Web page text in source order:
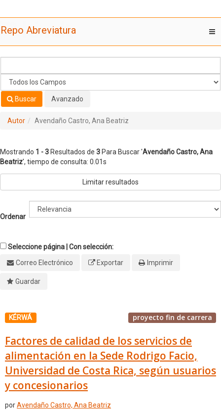
Beatriz'
Repo Abreviatura
Buscar Avanzado
Autor Avendaño Castro, Ana Beatriz
Mostrando 1 - 3 Resultados de 3 Para Buscar 'Avendaño Castro, Ana
Beatriz', tiempo de consulta: 0.01s
Limitar resultados
Ordenar
Seleccione página | Con selección:
Correo Electrónico
Exportar Imprimir
Guardar
KÉRWÁ proyecto fin de carrera
Factores de calidad de los servicios de
alimentación en la Sede Rodrigo Facio,
Universidad de Costa Rica, según usuarios
y concesionarios
porAvendaño Castro, Ana Beatriz